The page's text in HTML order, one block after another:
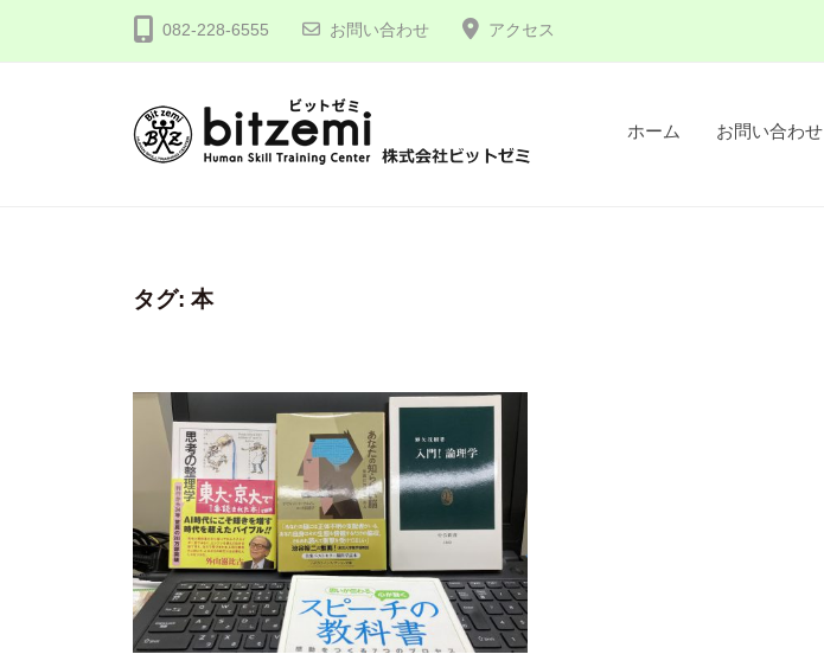
082-228-6555 お問い合わせ アクセス
社
を
る
ホーム お問い合わせ
タグ: 本
式
会
ビ
ッ